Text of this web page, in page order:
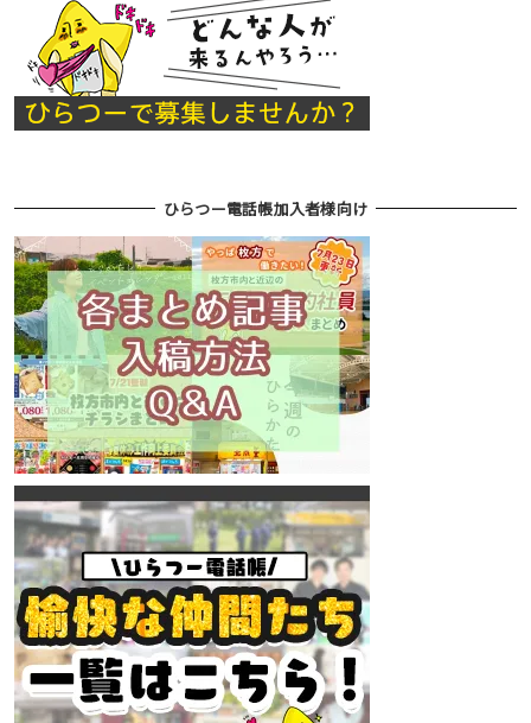
ひらつー電話帳加入者様向け